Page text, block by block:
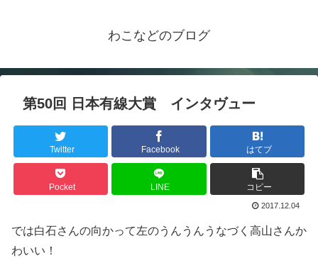
わこなどのブログ
第50回 日本有線大賞 インタヴュー
Twitter Facebook はてブ
Pocket LINE コピー
2017.12.04
では白石さんの向かって左のうんうんうなづく高山さんか
わいい！